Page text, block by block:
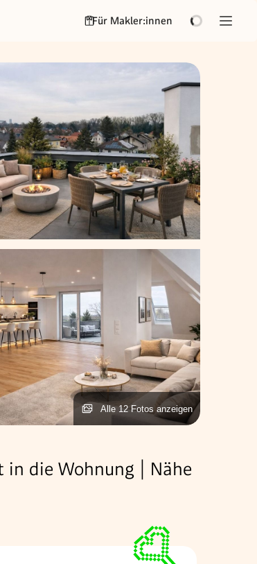
Für Makler:innen
Alle 12 Fotos anzeigen
in die Wohnung | Nähe